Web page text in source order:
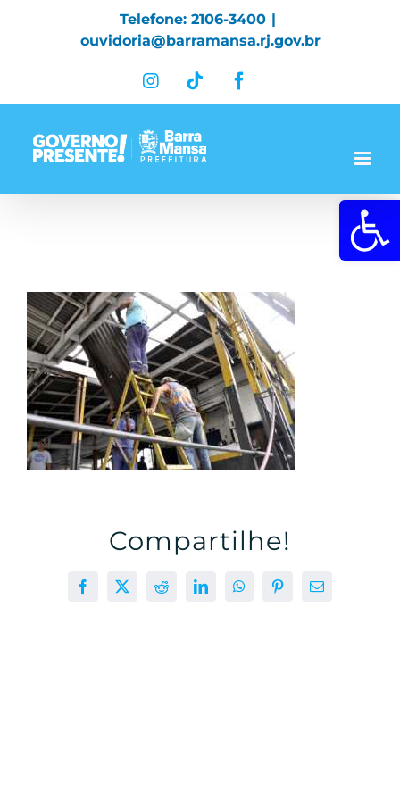
Abrir a
Telefone: 2106-3400 |
ouvidoria@barramansa.rj.gov.br
InstagramTiktok
Compartilhe!
Facebook
X RedditLinkedInWhatsAppPinterest
E-